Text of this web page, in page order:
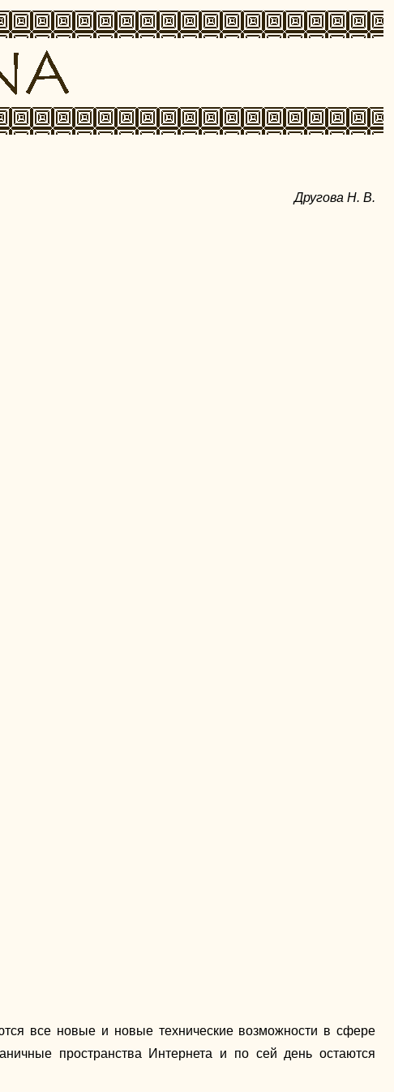
Другова Н. В.
все новые и новые технические возможности в сфере
пространства Интернета и по сей день остаются